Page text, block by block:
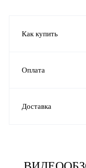
Как купить
Оплата
Доставка